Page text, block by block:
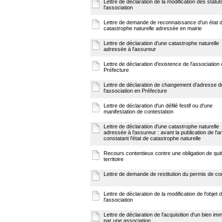
Lettre de déclaration de la modification des
l'association
Lettre de demande de reconnaissance d'un état
catastrophe naturelle adressée en mairie
Lettre de déclaration d'une catastrophe naturelle
adressée à l'assureur
Lettre de déclaration d'existence de l'association
Préfecture
Lettre de déclaration de changement d'adresse
l'association en Préfecture
Lettre de déclaration d'un défilé festif ou d'une
manifestation de contestation
Lettre de déclaration d'une catastrophe naturelle
adressée à l'assureur : avant la publication de
constatant l'état de catastrophe naturelle
Recours contentieux contre une obligation de
territoire
Lettre de demande de restitution du permis de
Lettre de déclaration de la modification de l'objet
l'association
Lettre de déclaration de l'acquisition d'un bien
par une association